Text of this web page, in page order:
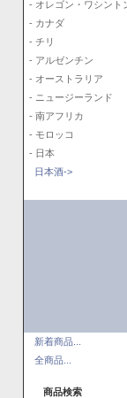
- オレゴン・ワシント
- カナダ
- チリ
- アルゼンチン
- オーストラリア
- ニュージーランド
- 南アフリカ
- モロッコ
- 日本
日本酒->
新着商品...
全商品...
商品検索